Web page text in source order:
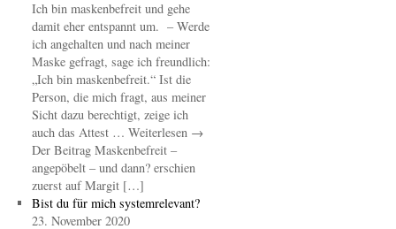
Ich bin maskenbefreit und gehe
damit eher entspannt um. – Werde
ich angehalten und nach meiner
Maske gefragt, sage ich freundlich:
„Ich bin maskenbefreit.“ Ist die
Person, die mich fragt, aus meiner
Sicht dazu berechtigt, zeige ich
auch das Attest … Weiterlesen →
Der Beitrag Maskenbefreit –
angepöbelt – und dann? erschien
zuerst auf Margit […]
Bist du für mich systemrelevant?
23. November 2020